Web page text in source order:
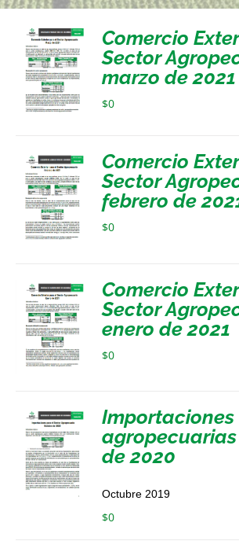
Comercio
Sector
marzo de 2021
$0
Comercio
Sector
febrero de
$0
Comercio
Sector
enero de 2021
$0
Importaciones
de 2020
Octubre 2019
$0